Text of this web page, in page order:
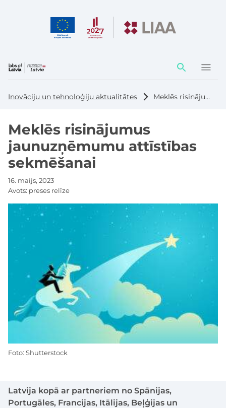
Darbības
elementi
Inovāciju un tehnoloģiju aktualitātes Meklēs risinājumus jaunuzņēmumu attīstības sekmēšanai
Meklēs risinājumus
jaunuzņēmumu attīstības
sekmēšanai
16. maijs, 2023
Avots: preses relīze
Latvija kopā ar partneriem no Spānijas,
Portugāles, Francijas, Itālijas, Beļģijas un
Foto: Shutterstock